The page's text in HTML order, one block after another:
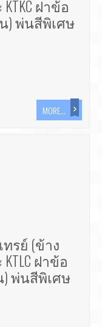
ฝาข้อ
) พ่นสีพิเศษ
MORE...
ทรย์ (ข้าง
ฝาข้อ
) พ่นสีพิเศษ